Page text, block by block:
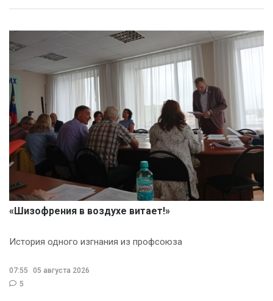
«Шизофрения в воздухе витает!»
История одного изгнания из профсоюза
07:55
05 августа 2026
5